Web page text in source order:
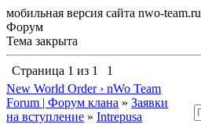
мобильная версия сайта nwo-team.ru
Форум
Тема закрыта
Страница 1 из 1
1
New World Order › nWo Team
Forum | Форум клана » Заявки
на вступление » Intrepusa